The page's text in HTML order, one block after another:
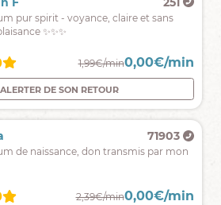
2,50€/min 0,00€/min
RETOUR
- voyance, claire et sans
✨✨✨
1,99€/min0,00€/min
DE SON RETOUR
2,59€/min 0,00€/min
71903
de naissance, don transmis par mon
2,39€/min0,00€/min